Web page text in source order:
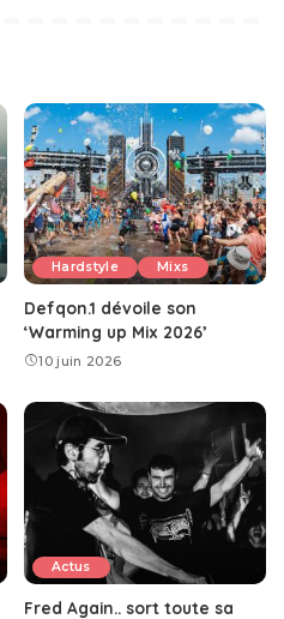
Hardstyle Mixs
Defqon.1 dévoile son
‘Warming up Mix 2026’
10 juin 2026
Actus
Fred Again.. sort toute sa